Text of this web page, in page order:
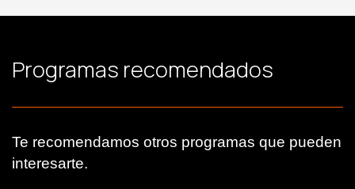
Programas recomendados
Te recomendamos otros programas que pueden
interesarte.